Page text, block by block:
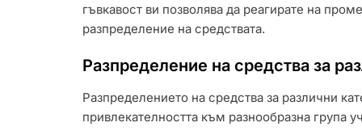
гъвкавост ви позволява да реагирате на
разпределение на средствата.
Разпределение на средства за
Разпределението на средства за различни
привлекателността към разнообразна група